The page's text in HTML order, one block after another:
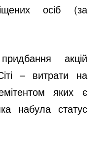
осіб (за
акцій
– витрати на
яких є
набула статус